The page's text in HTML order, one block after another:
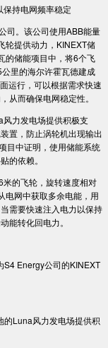
保持电网频率稳定
司。该公司使用ABB能量
轮提供动力，KINEXT储
的储能项目中，将6个飞
里的海尔许霍瓦德建成
运行，可以根据需求快速
从而确保电网稳定性。
力发电场提供积极支
置，防止涡轮机出现输出
目中证明，使用储能系统
的依赖。
的飞轮，旋转速度相对
电网中获取多余电能，用
需要快速注入电力以保持
能转化回电力。
S4 Energy公司的KINEXT
的Luna风力发电场提供积